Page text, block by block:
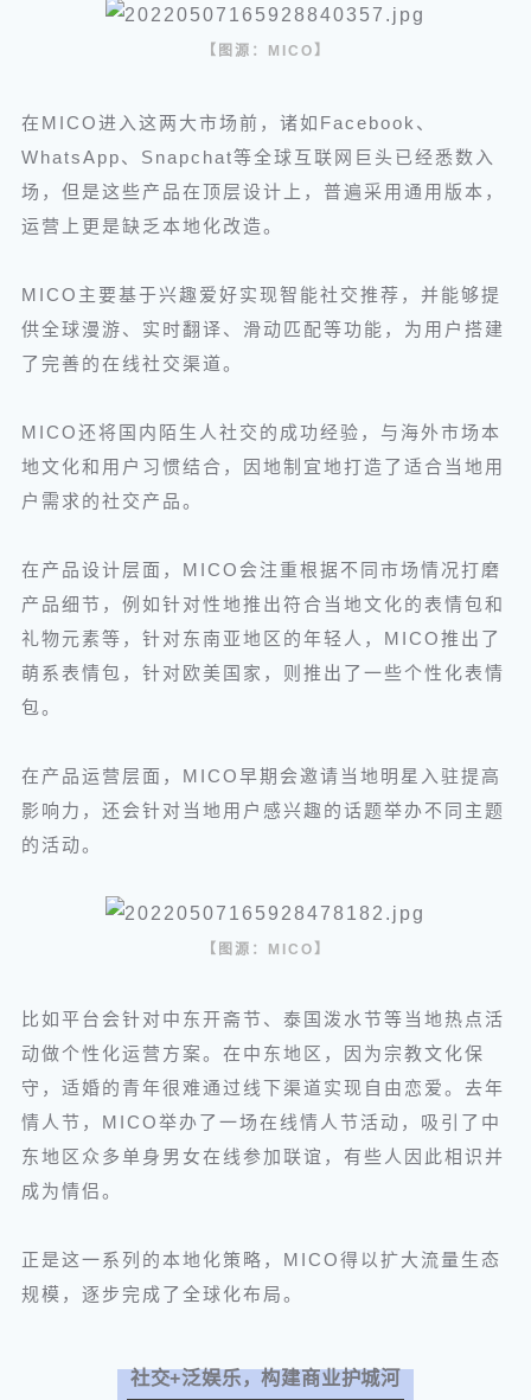
【图源：MICO】
在MICO进入这两大市场前，诸如Facebook、
WhatsApp、Snapchat等全球互联网巨头已经悉数入
场，但是这些产品在顶层设计上，普遍采用通用版本，
运营上更是缺乏本地化改造。
MICO主要基于兴趣爱好实现智能社交推荐，并能够提
供全球漫游、实时翻译、滑动匹配等功能，为用户搭建
了完善的在线社交渠道。
MICO还将国内陌生人社交的成功经验，与海外市场本
地文化和用户习惯结合，因地制宜地打造了适合当地用
户需求的社交产品。
在产品设计层面，MICO会注重根据不同市场情况打磨
产品细节，例如针对性地推出符合当地文化的表情包和
礼物元素等，针对东南亚地区的年轻人，MICO推出了
萌系表情包，针对欧美国家，则推出了一些个性化表情
包。
在产品运营层面，MICO早期会邀请当地明星入驻提高
影响力，还会针对当地用户感兴趣的话题举办不同主题
的活动。
【图源：MICO】
比如平台会针对中东开斋节、泰国泼水节等当地热点活
动做个性化运营方案。在中东地区，因为宗教文化保
守，适婚的青年很难通过线下渠道实现自由恋爱。去年
情人节，MICO举办了一场在线情人节活动，吸引了中
东地区众多单身男女在线参加联谊，有些人因此相识并
成为情侣。
正是这一系列的本地化策略，MICO得以扩大流量生态
规模，逐步完成了全球化布局。
社交+泛娱乐，构建商业护城河